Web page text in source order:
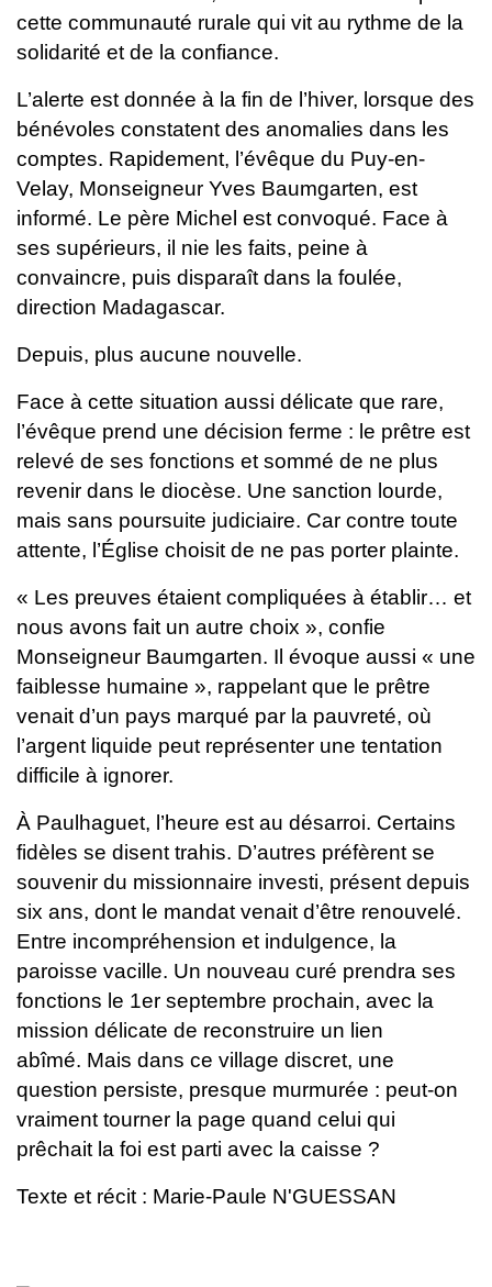
cette communauté rurale qui vit au rythme de la
solidarité et de la confiance.
L’alerte est donnée à la fin de l’hiver, lorsque des
bénévoles constatent des anomalies dans les
comptes. Rapidement, l’évêque du Puy-en-
Velay, Monseigneur Yves Baumgarten, est
informé. Le père Michel est convoqué. Face à
ses supérieurs, il nie les faits, peine à
convaincre, puis disparaît dans la foulée,
direction Madagascar.
Depuis, plus aucune nouvelle.
Face à cette situation aussi délicate que rare,
l’évêque prend une décision ferme : le prêtre est
relevé de ses fonctions et sommé de ne plus
revenir dans le diocèse. Une sanction lourde,
mais sans poursuite judiciaire. Car contre toute
attente, l’Église choisit de ne pas porter plainte.
« Les preuves étaient compliquées à établir… et
nous avons fait un autre choix », confie
Monseigneur Baumgarten. Il évoque aussi « une
faiblesse humaine », rappelant que le prêtre
venait d’un pays marqué par la pauvreté, où
l’argent liquide peut représenter une tentation
difficile à ignorer.
À Paulhaguet, l’heure est au désarroi. Certains
fidèles se disent trahis. D’autres préfèrent se
souvenir du missionnaire investi, présent depuis
six ans, dont le mandat venait d’être renouvelé.
Entre incompréhension et indulgence, la
paroisse vacille. Un nouveau curé prendra ses
fonctions le 1er septembre prochain, avec la
mission délicate de reconstruire un lien
abîmé. Mais dans ce village discret, une
question persiste, presque murmurée : peut-on
vraiment tourner la page quand celui qui
prêchait la foi est parti avec la caisse ?
Texte et récit : Marie-Paule N'GUESSAN